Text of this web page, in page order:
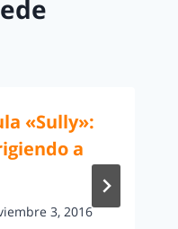
«Sully»:
a
3, 2016